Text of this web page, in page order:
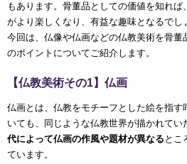
もあります。骨董品としての価値を知れば
がより楽しくなり、有益な趣味となるでし
今回は、仏像や仏画などの仏教美術を骨董
のポイントについてご紹介します。
【仏教美術その1】仏画
仏画とは、仏教をモチーフとした絵を指す
いても、同じような仏教世界が描かれてい
代によって仏画の作風や題材が異なる とこ
ています。